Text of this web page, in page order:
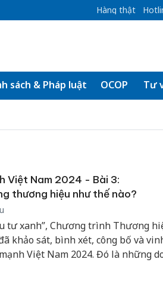
Hàng thật
sách & Pháp luật OCOP Tư
Việt Nam 2024 - Bài 3:
thương hiệu như thế nào?
tư xanh”, Chương trình Thương
khảo sát, bình xét, công bố và
Việt Nam 2024. Đó là những